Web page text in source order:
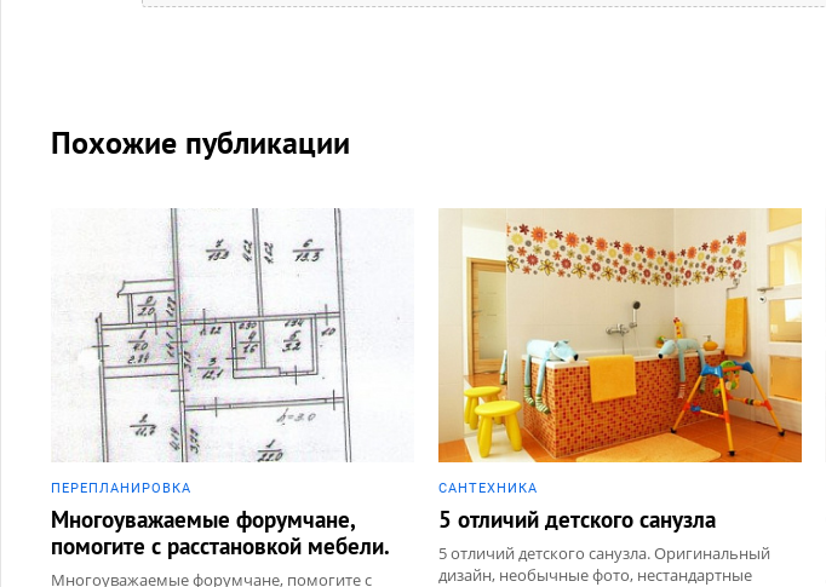
Похожие публикации
ПЕРЕПЛАНИРОВКА
Многоуважаемые форумчане,
помогите с расстановкой мебели.
Многоуважаемые форумчане, помогите с
САНТЕХНИКА
5 отличий детского санузла
5 отличий детского санузла. Оригинальный
дизайн, необычные фото, нестандартные